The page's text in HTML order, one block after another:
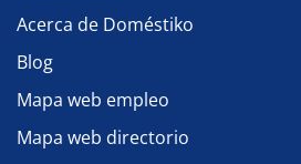
Acerca de Doméstiko
Blog
Mapa web empleo
Mapa web directorio